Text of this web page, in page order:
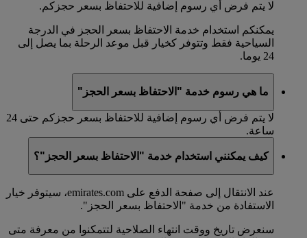
لا يتم فرض أي رسوم إضافية للاحتفاظ بسعر حجزكم.
يمكنكم استخدام خدمة الاحتفاظ بسعر الحجز في الدرجة
السياحية فقط وتتوفر كخيار قبل موعد الرحلة بما يصل إلى
24 يوما.
ما هي رسوم خدمة "الاحتفاظ بسعر الحجز"
لا يتم فرض أي رسوم إضافية للاحتفاظ بسعر حجزكم حتى 24
ساعة.
كيف يمكنني استخدام خدمة "الاحتفاظ بسعر الحجز"؟
عند الانتقال إلى صفحة الدفع على emirates.com، سيتوفر خيار
الاستفادة من خدمة "الاحتفاظ بسعر الحجز".
سنعرض تاريخ ووقت انتهاء الصلاحية لتتمكنوا من معرفة متى